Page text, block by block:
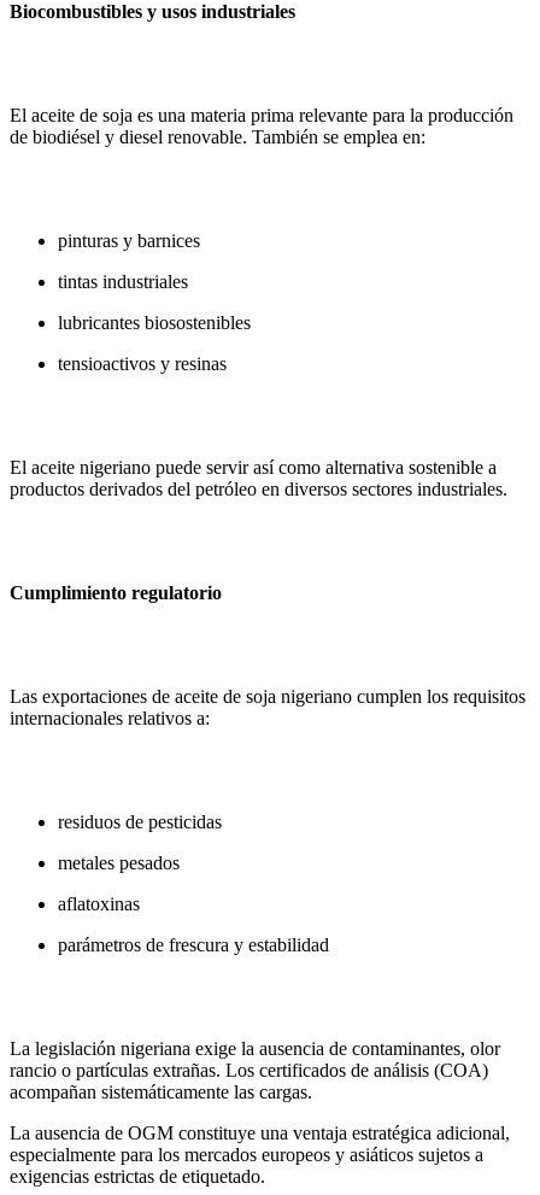
Biocombustibles y usos industriales
El aceite de soja es una materia prima relevante para la producción
de biodiésel y diesel renovable. También se emplea en:
pinturas y barnices
tintas industriales
lubricantes biosostenibles
tensioactivos y resinas
El aceite nigeriano puede servir así como alternativa sostenible a
productos derivados del petróleo en diversos sectores industriales.
Cumplimiento regulatorio
Las exportaciones de aceite de soja nigeriano cumplen los requisitos
internacionales relativos a:
residuos de pesticidas
metales pesados
aflatoxinas
parámetros de frescura y estabilidad
La legislación nigeriana exige la ausencia de contaminantes, olor
rancio o partículas extrañas. Los certificados de análisis (COA)
acompañan sistemáticamente las cargas.
La ausencia de OGM constituye una ventaja estratégica adicional,
especialmente para los mercados europeos y asiáticos sujetos a
exigencias estrictas de etiquetado.